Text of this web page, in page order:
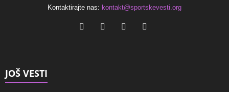
Kontaktirajte nas: kontakt@sportskevesti.org
JOŠ VESTI